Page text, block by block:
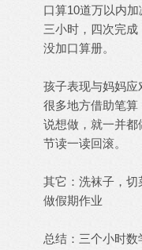
口算10道万以内
三小时，四次完
没加口算册。
孩子表现与妈妈应
很多地方借助笔
说想做，就一并
节读一读回滚。
其它：洗袜子，切
做假期作业
总结：三个小时